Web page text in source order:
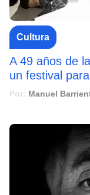
Cultura
A 49 años de
un festival
Por: Manuel